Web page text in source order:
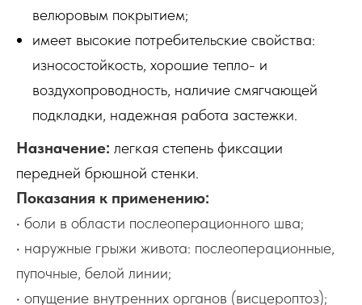
велюровым покрытием;
имеет высокие потребительские свойства:
износостойкость, хорошие тепло- и
воздухопроводность, наличие смягчающей
подкладки, надежная работа застежки.
Назначение: легкая степень фиксации
передней брюшной стенки.
Показания к применению:
• боли в области послеоперационного шва;
• наружные грыжи живота: послеоперационные,
пупочные, белой линии;
• опущение внутренних органов (висцероптоз);